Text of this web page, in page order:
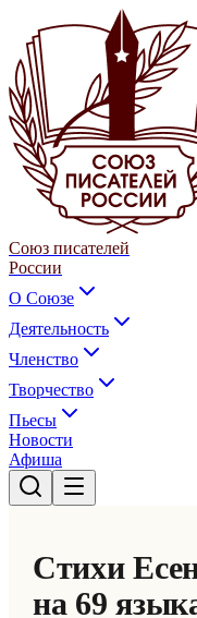
Союз писателей
России
О Союзе
Деятельность
Членство
Творчество
Пьесы
Новости
Афиша
Стихи
на 69